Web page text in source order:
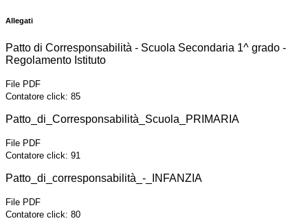
Allegati
Patto di Corresponsabilità - Scuola Secondaria 1^ grado -
Regolamento Istituto
File PDF
Contatore click: 85
Patto_di_Corresponsabilità_Scuola_PRIMARIA
File PDF
Contatore click: 91
Patto_di_corresponsabilità_-_INFANZIA
File PDF
Contatore click: 80